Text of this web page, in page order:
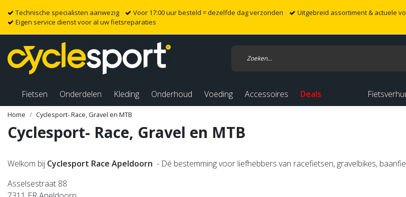
Technische specialisten aanwezig Voor 17:00 uur besteld = dezelfde dag verzonden
Uitgebreid assortiment & actuele
Eigen service dienst voor al uw fietsreparaties
Fietsen Onderdelen Kleding Onderhoud Voeding Accessoires Deals
Home Cyclesport- Race, Gravel en MTB
Cyclesport- Race, Gravel en MTB
Welkom bij Cyclesport Race Apeldoorn - Dé bestemming voor liefhebbers van racefietsen, gravelbikes,
Asselsestraat 88